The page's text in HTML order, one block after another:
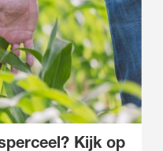
Kijk op